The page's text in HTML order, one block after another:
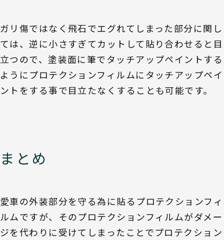
ガリ傷ではなく飛石でエグれてしまった部分に関し
ては、逆に小さすぎてカットして貼り合わせると目
立つので、塗装面に筆でタッチアップペイントする
ようにプロテクションフィルムにタッチアップペイ
ントをする事で目立たなくすることも可能です。
まとめ
愛車の外装部分を守る為に貼るプロテクションフィ
ルムですが、そのプロテクションフィルムがダメー
ジを代わりに受けてしまったことでプロテクション